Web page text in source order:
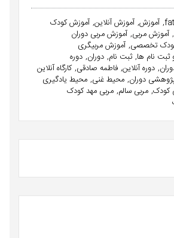
آموزش آموزش آنلاین آموزش کودک
آموزش مربی آموزش مربی دوران
تخصصی آموزش مربیگری
ثبت نام ها ثبت نام دوران دوره
دوره آنلاین فاطمه صادقی کارگاه آنلاین
دوران محیط غنی محیط یادگیری
کودک مربی سالم مربی مهد کودک